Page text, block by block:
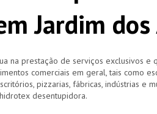
Jardim
na prestação de serviços exclusivos e
comerciais em geral, tais como
pizzarias, fábricas, indústrias e
desentupidora.